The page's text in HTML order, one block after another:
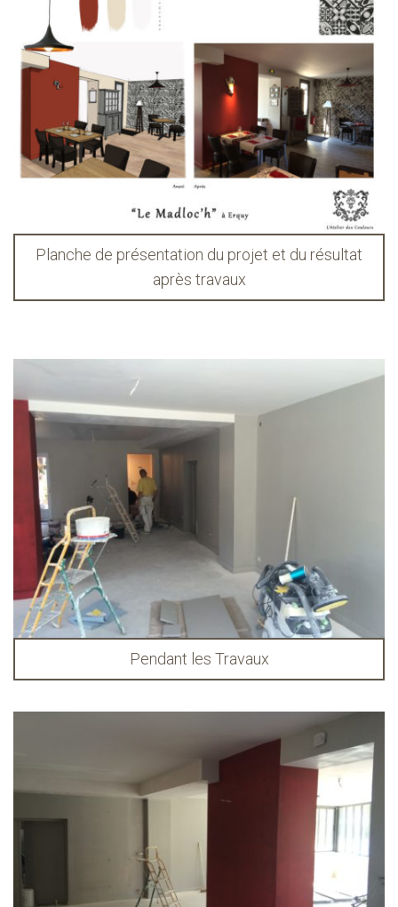
Planche de présentation du projet et du résultat
après travaux
Pendant les Travaux